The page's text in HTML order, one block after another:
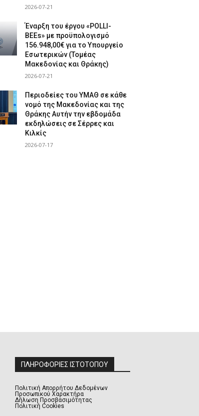
2026-07-21
Έναρξη του έργου «POLLI-
BEEs» με προϋπολογισμό
156.948,00€ για το Υπουργείο
Εσωτερικών (Τομέας
Μακεδονίας και Θράκης)
2026-07-21
Περιοδείες του ΥΜΑΘ σε κάθε
νομό της Μακεδονίας και της
Θράκης Αυτήν την εβδομάδα
εκδηλώσεις σε Σέρρες και
Κιλκίς
2026-07-17
ΠΛΗΡΟΦΟΡΙΕΣ ΙΣΤΟΤΟΠΟΥ
Πολιτική Απορρήτου Δεδομένων
Προσωπικού Χαρακτήρα
Δήλωση Προσβασιμότητας
Πολιτική Cookies